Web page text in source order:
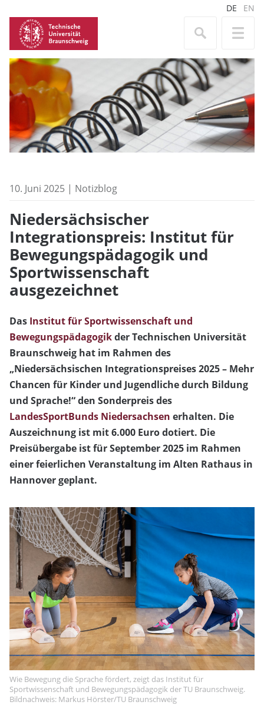
DE EN
10. Juni 2025 | Notizblog
Niedersächsischer
Integrationspreis: Institut für
Bewegungspädagogik und
Sportwissenschaft
ausgezeichnet
Das Institut für Sportwissenschaft und
Bewegungspädagogikder Technischen Universität
Braunschweig hat im Rahmen des
„Niedersächsischen Integrationspreises 2025 – Mehr
Chancen für Kinder und Jugendliche durch Bildung
und Sprache!“ den Sonderpreis des
LandesSportBunds Niedersachsen erhalten. Die
Auszeichnung ist mit 6.000 Euro dotiert. Die
Preisübergabe ist für September 2025 im Rahmen
einer feierlichen Veranstaltung im Alten Rathaus in
Hannover geplant.
Wie Bewegung die Sprache fördert, zeigt das Institut für
Sportwissenschaft und Bewegungspädagogik der TU Braunschweig.
Bildnachweis: Markus Hörster/TU Braunschweig